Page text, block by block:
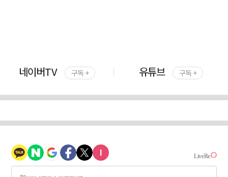
네이버TV 구독 + 유튜브 구독 +